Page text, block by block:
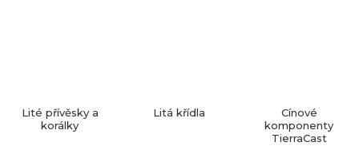
Lité přívěsky a
korálky
Litá křídla
Cínové
komponenty
TierraCast